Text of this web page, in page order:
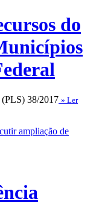
do
(PLS) 38/2017 » Ler